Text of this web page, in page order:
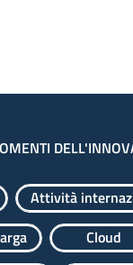
Attività
Cloud